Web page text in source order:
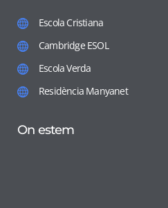
Escola Cristiana
Cambridge ESOL
Escola Verda
Residència Manyanet
On estem